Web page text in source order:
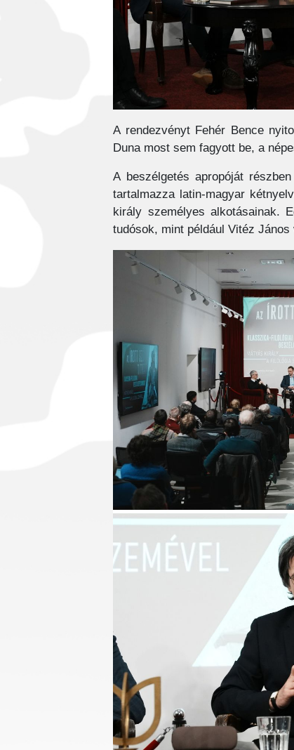
A rendezvényt Fehér Bence
Duna most sem fagyott be, a
A beszélgetés apropóját
tartalmazza latin-magyar
király személyes alkotásainak.
tudósok, mint például Vitéz